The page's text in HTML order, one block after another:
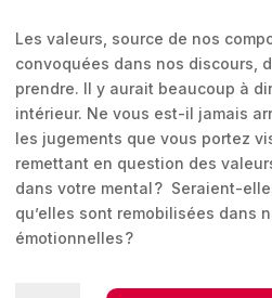
Les valeurs, source de nos
convoquées dans nos discours,
prendre. Il y aurait beaucoup à
intérieur. Ne vous est-il jamais
les jugements que vous portez
remettant en question des
dans votre mental ? Seraient-
qu’elles sont remobilisées dans
émotionnelles ?